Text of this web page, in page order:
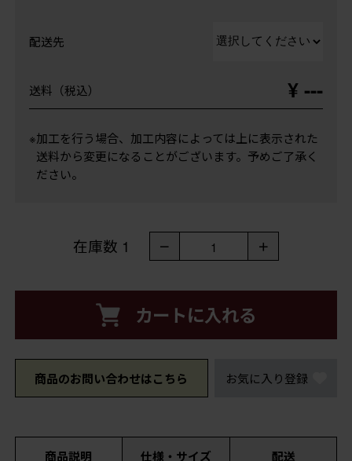
配送先
送料（税込） ¥ ---
※加工を行う場合、加工内容によっては上に表示された
送料から変更になることがございます。予めご了承く
ださい。
在庫数 1 － 1 ＋
カートに入れる
商品のお問い合わせはこちら お気に入り登録
商品説明 仕様・サイズ 配送